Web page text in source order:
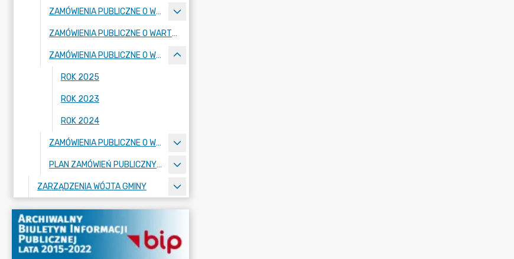
ZAMÓWIENIA PUBLICZNE O WARTOŚCI RÓWNEJ LUB PRZEKRACZAJĄCEJ 170000 ZŁ
ZAMÓWIENIA PUBLICZNE O WARTOŚCI RÓWNEJ LUB PRZEKRACZAJĄCEJ 130000 ZŁ NIE OBJĘTE USTAWĄ PZP
ZAMÓWIENIA PUBLICZNE O WARTOŚCI RÓWNEJ LUB PRZEKRACZAJĄCEJ 130000 ZŁ
ROK 2025
ROK 2023
ROK 2024
ZAMÓWIENIA PUBLICZNE O WARTOŚCI PONIŻEJ 130000 ZŁ
PLAN ZAMÓWIEŃ PUBLICZNYCH
ZARZĄDZENIA WÓJTA GMINY